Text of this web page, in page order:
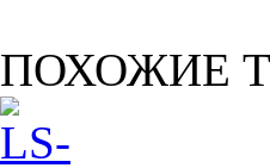
ПОХОЖИЕ